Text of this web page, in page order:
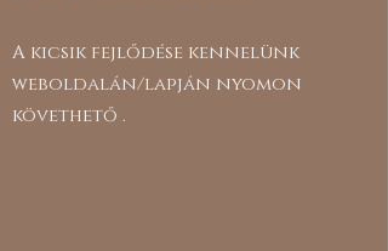
A kicsik fejlődése kennelünk
weboldalán/lapján nyomon
követhető .